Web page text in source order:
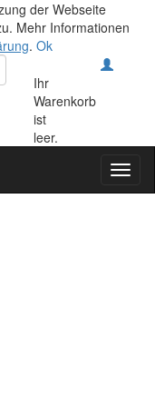
der Webseite
Mehr Informationen
. Ok
Ihr
Warenkorb
ist
leer.